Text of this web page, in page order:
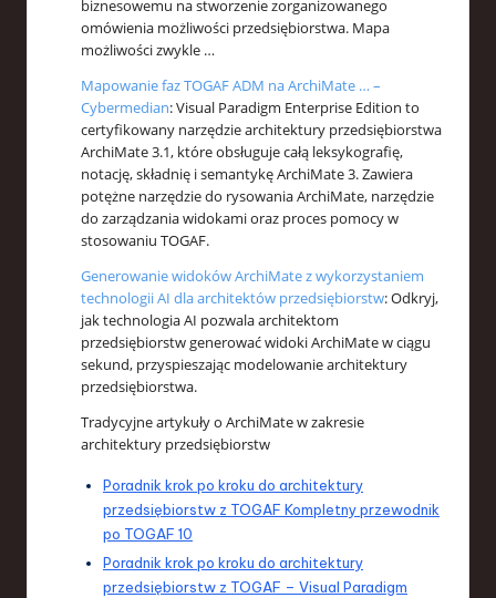
biznesowemu na stworzenie zorganizowanego
omówienia możliwości przedsiębiorstwa. Mapa
możliwości zwykle …
Mapowanie faz TOGAF ADM na ArchiMate … –
Cybermedian: Visual Paradigm Enterprise Edition to
certyfikowany narzędzie architektury przedsiębiorstwa
ArchiMate 3.1, które obsługuje całą leksykografię,
notację, składnię i semantykę ArchiMate 3. Zawiera
potężne narzędzie do rysowania ArchiMate, narzędzie
do zarządzania widokami oraz proces pomocy w
stosowaniu TOGAF.
Generowanie widoków ArchiMate z wykorzystaniem
technologii AI dla architektów przedsiębiorstw: Odkryj,
jak technologia AI pozwala architektom
przedsiębiorstw generować widoki ArchiMate w ciągu
sekund, przyspieszając modelowanie architektury
przedsiębiorstwa.
Tradycyjne artykuły o ArchiMate w zakresie
architektury przedsiębiorstw
Poradnik krok po kroku do architektury
przedsiębiorstw z TOGAF Kompletny przewodnik
po TOGAF 10
Poradnik krok po kroku do architektury
przedsiębiorstw z TOGAF – Visual Paradigm